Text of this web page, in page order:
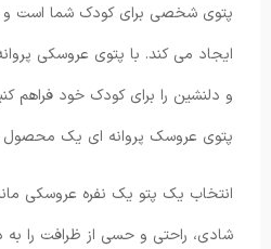
پتوی شخصی برای کودک شما است
ایجاد می کند. با پتوی عروسکی
و دلنشین را برای کودک خود فراهم
پتوی عروسک پروانه ای یک محصول
انتخاب یک پتو یک نفره عروسکی
شادی، راحتی و حسی از ظرافت را به